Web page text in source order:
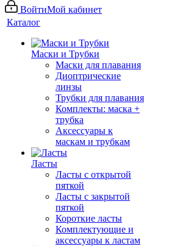
ВойтиМой кабинет
Каталог
Маски и Трубки
Маски для плавания
Диоптрические
линзы
Трубки для плавания
Комплекты: маска +
трубка
Аксессуары к
маскам и трубкам
Ласты
Ласты с открытой
пяткой
Ласты с закрытой
пяткой
Короткие ласты
Комплектующие и
аксессуары к ластам